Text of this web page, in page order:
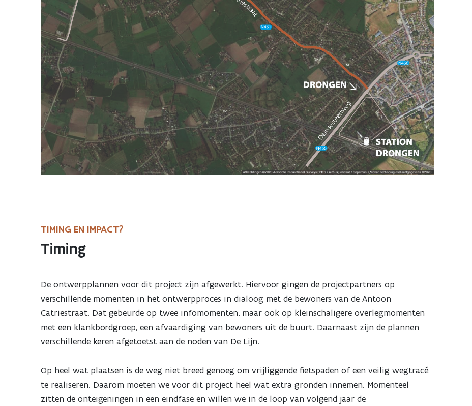
TIMING EN IMPACT?
Timing
De ontwerpplannen voor dit project zijn afgewerkt. Hiervoor gingen de projectpartners op
verschillende momenten in het ontwerpproces in dialoog met de bewoners van de Antoon
Catriestraat. Dat gebeurde op twee infomomenten, maar ook op kleinschaligere overlegmomenten
met een klankbordgroep, een afvaardiging van bewoners uit de buurt. Daarnaast zijn de plannen
verschillende keren afgetoetst aan de noden van De Lijn.
Op heel wat plaatsen is de weg niet breed genoeg om vrijliggende fietspaden of een veilig wegtracé
te realiseren. Daarom moeten we voor dit project heel wat extra gronden innemen. Momenteel
zitten de onteigeningen in een eindfase en willen we in de loop van volgend jaar de